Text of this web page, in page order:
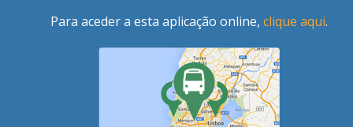
Para aceder a esta aplicação online, clique aqui.